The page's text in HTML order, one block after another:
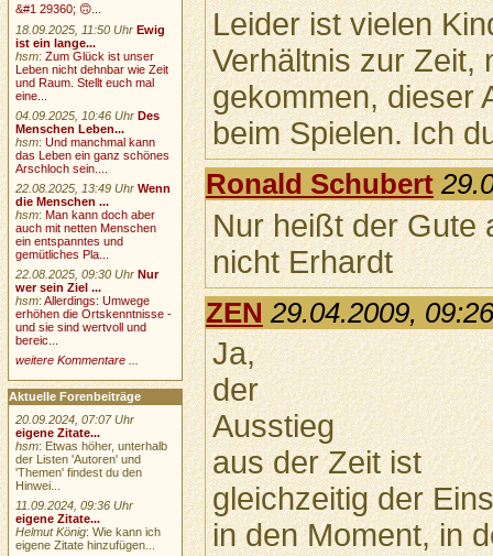
Leider ist vielen
Verhältnis zur Zeit,
gekommen, dieser
beim Spielen. Ich
Ronald Schubert
Nur heißt der Gute
nicht Erhardt
ZEN 29.04.2009,
Ja,
der
Ausstieg
aus der Zeit ist
gleichzeitig der
in den Moment, in
&#1 29360; 🙃...
18.09.2025, 11:50 Uhr Ewig
ist ein lange...
hsm:Zum Glück ist unser
Leben nicht dehnbar wie Zeit
und Raum. Stellt euch mal
eine...
04.09.2025, 10:46 Uhr Des
Menschen Leben...
hsm:Und manchmal kann
das Leben ein ganz schönes
Arschloch sein....
22.08.2025, 13:49 Uhr Wenn
die Menschen ...
hsm:Man kann doch aber
auch mit netten Menschen
ein entspanntes und
gemütliches Pla...
22.08.2025, 09:30 Uhr Nur
wer sein Ziel ...
hsm:Allerdings: Umwege
erhöhen die Ortskenntnisse -
und sie sind wertvoll und
bereic...
weitere Kommentare ...
Aktuelle Forenbeiträge
20.09.2024, 07:07 Uhr
eigene Zitate...
hsm: Etwas höher, unterhalb
der Listen 'Autoren' und
'Themen' findest du den
Hinwei...
11.09.2024, 09:36 Uhr
eigene Zitate...
Helmut König: Wie kann ich
eigene Zitate hinzufügen...